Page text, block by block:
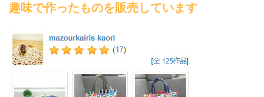
趣味で作ったものを販売しています